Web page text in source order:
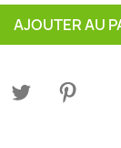
AJOUTER AU